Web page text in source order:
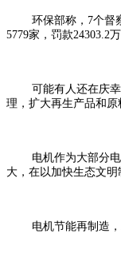
环保部称，7个督察
5779家，罚款24303.2
可能有人还在庆幸，
理，扩大再生产品和原
电机作为大部分电器
大，在以加快生态文明
电机节能再制造，